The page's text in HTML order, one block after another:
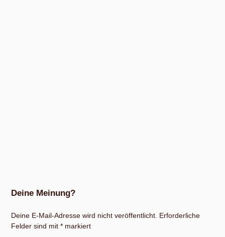
Deine Meinung?
Deine E-Mail-Adresse wird nicht veröffentlicht. Erforderliche
Felder sind mit* markiert